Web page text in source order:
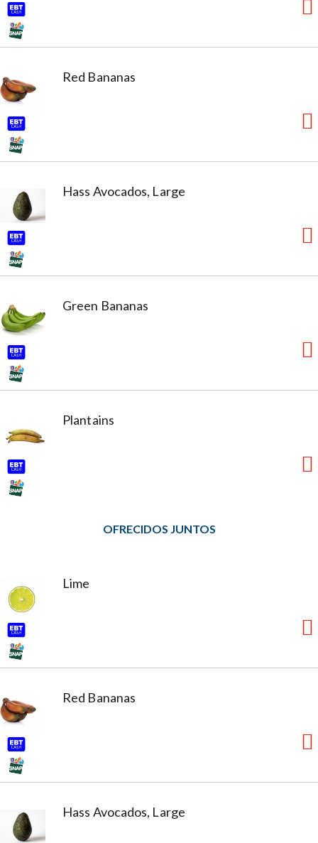
Red Bananas
Hass Avocados, Large
Green Bananas
Plantains
OFRECIDOS JUNTOS
Lime
Red Bananas
Hass Avocados, Large